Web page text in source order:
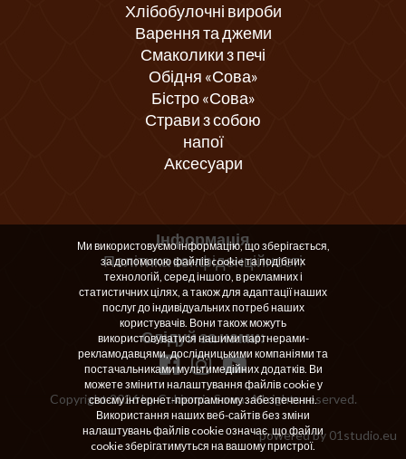
Хлібобулочні вироби
Варення та джеми
Смаколики з печі
Обідня «Сова»
Бістро «Сова»
Страви з собою
напої
Аксесуари
Інформація
Політика конфіденційності
Слідуй за нами:
Copyright 2026 by Cukiernia Sowa. All rights reserved.
powered by 01studio.eu
Ми використовуємо інформацію, що зберігається,
за допомогою файлів cookie та подібних
технологій, серед іншого, в рекламних і
статистичних цілях, а також для адаптації наших
послуг до індивідуальних потреб наших
користувачів. Вони також можуть
використовуватися нашими партнерами-
рекламодавцями, дослідницькими компаніями та
постачальниками мультимедійних додатків. Ви
можете змінити налаштування файлів cookie у
своєму інтернет-програмному забезпеченні.
Використання наших веб-сайтів без зміни
налаштувань файлів cookie означає, що файли
cookie зберігатимуться на вашому пристрої.